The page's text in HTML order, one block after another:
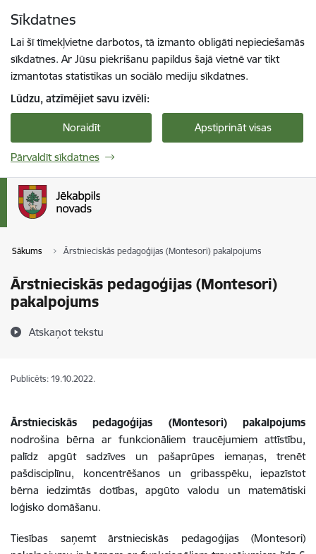
Sīkdatnes
Lai šī tīmekļvietne darbotos, tā izmanto obligāti nepieciešamās
sīkdatnes. Ar Jūsu piekrišanu papildus šajā vietnē var tikt
izmantotas statistikas un sociālo mediju sīkdatnes.
Lūdzu, atzīmējiet savu izvēli:
Noraidīt Apstiprināt visas
Pārvaldīt sīkdatnes
Sākums Ārstnieciskās pedagoģijas (Montesori) pakalpojums
Ārstnieciskās pedagoģijas (Montesori)
pakalpojums
Atskaņot tekstu
Publicēts: 19.10.2022.
Ārstnieciskās pedagoģijas (Montesori) pakalpojums
nodrošina bērna ar funkcionāliem traucējumiem attīstību,
palīdz apgūt sadzīves un pašaprūpes iemaņas, trenēt
pašdisciplīnu, koncentrēšanos un gribasspēku, iepazīstot
bērna iedzimtās dotības, apgūto valodu un matemātiski
loģisko domāšanu.
Tiesības saņemt ārstnieciskās pedagoģijas (Montesori)